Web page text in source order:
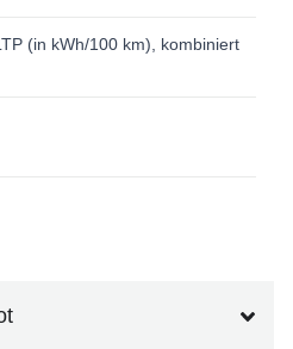
(in kWh/100 km), kombiniert